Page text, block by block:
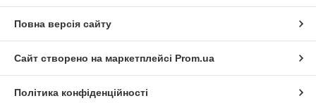
Повна версія сайту
Сайт створено на маркетплейсі Prom.ua
Політика конфіденційності